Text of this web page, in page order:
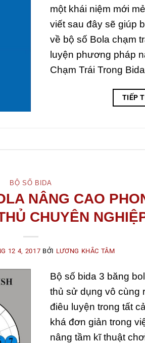
một khái niệm mới
viết sau đây sẽ giúp
về bộ số Bola chạm
luyện phương pháp
Chạm Trái Trong
TIẾP
BỘ SỐ BIDA
NÂNG CAO
CHUYÊN
12 4, 2017 BỞI LƯƠNG KHẮC TÂM
Bộ số bida 3 băng
thủ sử dụng vô cùng
điêu luyện trong tất
khá đơn giản trong
nâng tầm kĩ thuật